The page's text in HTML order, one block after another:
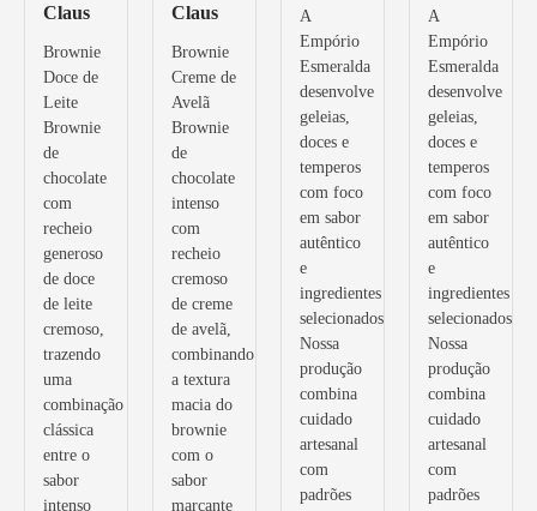
Claus
Brownie
Doce de
Leite
Brownie
de
chocolate
com
recheio
generoso
de doce
de leite
cremoso,
trazendo
uma
combinação
clássica
entre o
sabor
intenso
Claus
Brownie
Creme de
Avelã
Brownie
de
chocolate
intenso
com
recheio
cremoso
de creme
de avelã,
combinando
a textura
macia do
brownie
com o
sabor
marcante
A
Empório
Esmeralda
desenvolve
geleias,
doces e
temperos
com foco
em sabor
autêntico
e
ingredientes
selecionados.
Nossa
produção
combina
cuidado
artesanal
com
padrões
A
Empório
Esmeralda
desenvolve
geleias,
doces e
temperos
com foco
em sabor
autêntico
e
ingredientes
selecionados.
Nossa
produção
combina
cuidado
artesanal
com
padrões